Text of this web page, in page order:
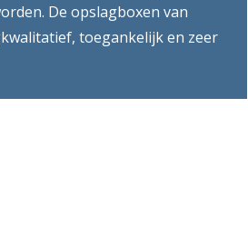
De opslagboxen van
toegankelijk en zeer